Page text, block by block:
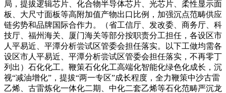
局，提拔逻辑芯片、化合物半导体芯片、光芯片、柔性显示面
板、大尺寸面板等高附加值产物出口比例，加强沉点范畴供应
链劣势和品牌国际合作力。（省工信厅、发改委、商务厅、科
技厅、福州海关、厦门海关等部分按职责分工担任，各设区市
人平易近、平潭分析尝试区管委会担任落实。以下工做均需各
设区市人平易近、平潭分析尝试区管委会担任落实，不再零丁
列出）石化化工。鞭策石化化工高端化智能化绿色化成长，沉
视“减油增化”，提拔“两一专区”成长程度，全力鞭策中沙古雷
乙烯、古雷炼化一体化二期、中化二套乙烯等石化范畴严沉龙